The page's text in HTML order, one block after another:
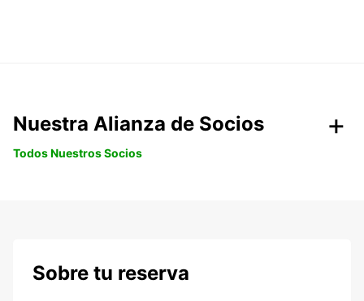
Nuestra Alianza de Socios
Todos Nuestros Socios
Sobre tu reserva